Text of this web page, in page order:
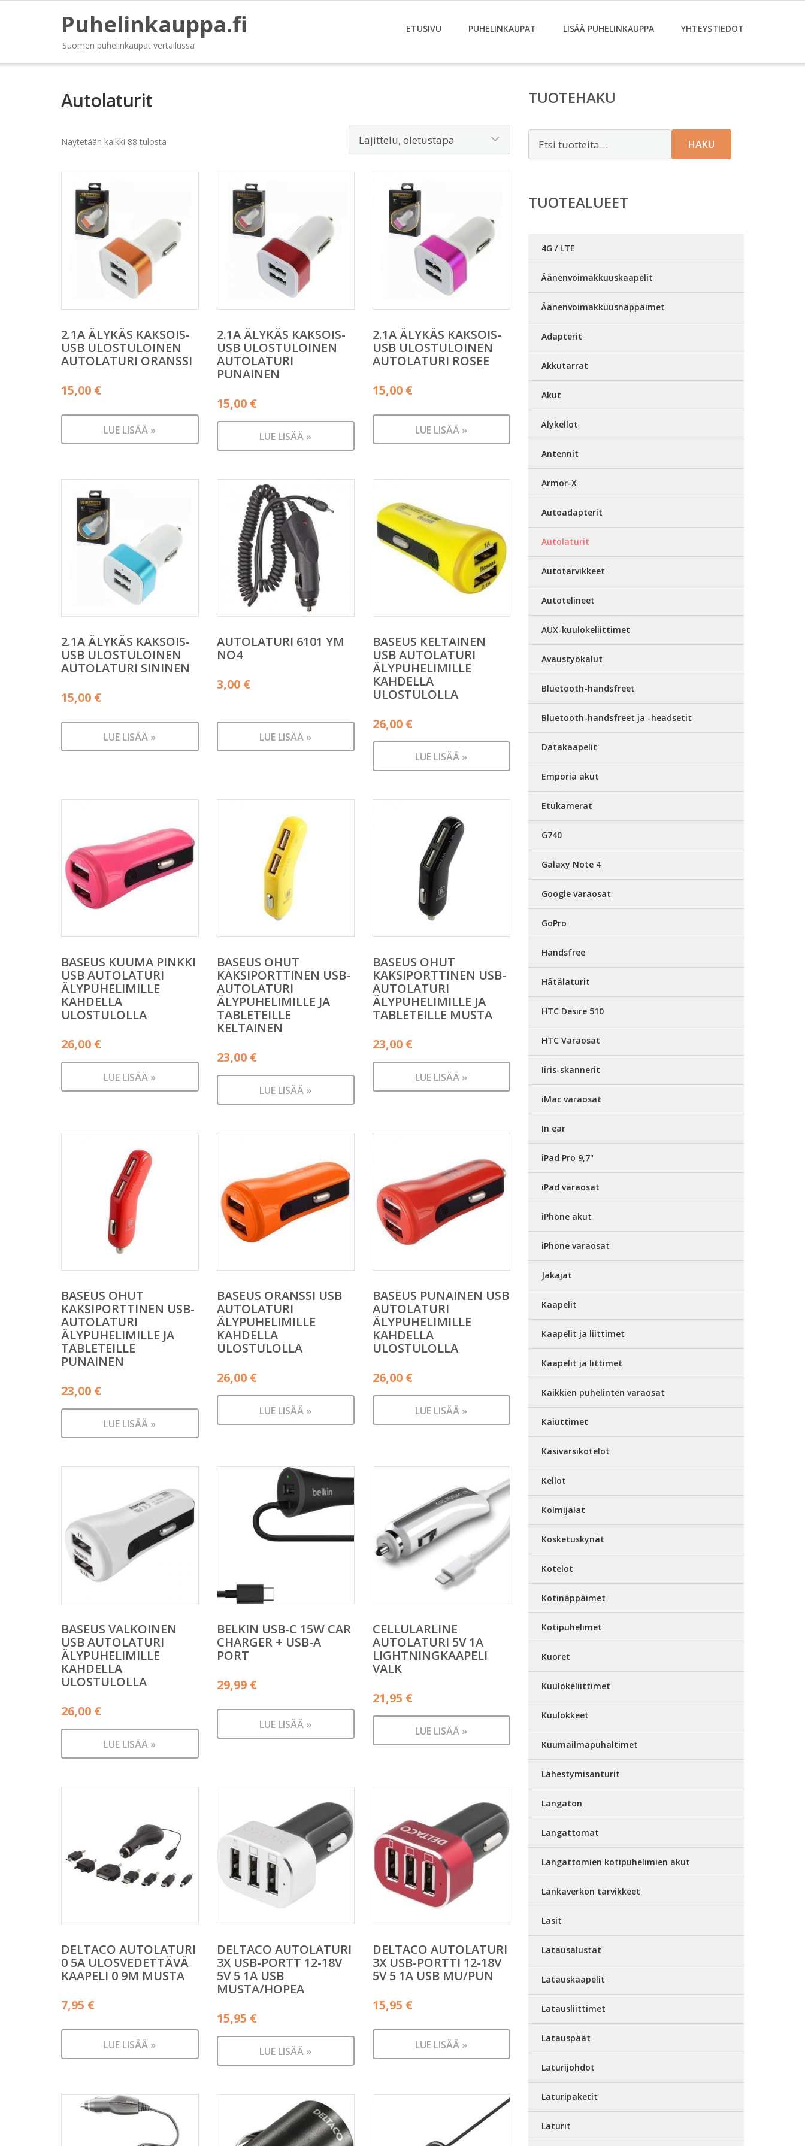
Puhelinkauppa.fi
Suomen puhelinkaupat vertailussa
ETUSIVU PUHELINKAUPAT LISÄÄ PUHELINKAUPPA YHTEYSTIEDOT
Autolaturit
Näytetään kaikki 88 tulosta
2.1A ÄLYKÄS KAKSOIS-
USB ULOSTULOINEN
AUTOLATURI ORANSSI
15,00 €
LUE LISÄÄ »
2.1A ÄLYKÄS KAKSOIS-
USB ULOSTULOINEN
AUTOLATURI
PUNAINEN
15,00 €
LUE LISÄÄ »
2.1A ÄLYKÄS KAKSOIS-
USB ULOSTULOINEN
AUTOLATURI ROSEE
15,00 €
LUE LISÄÄ »
2.1A ÄLYKÄS KAKSOIS-
USB ULOSTULOINEN
AUTOLATURI SININEN
15,00 €
LUE LISÄÄ »
AUTOLATURI 6101 YM
NO4
3,00 €
LUE LISÄÄ »
BASEUS KELTAINEN
USB AUTOLATURI
ÄLYPUHELIMILLE
KAHDELLA
ULOSTULOLLA
26,00 €
LUE LISÄÄ »
BASEUS KUUMA PINKKI
USB AUTOLATURI
ÄLYPUHELIMILLE
KAHDELLA
ULOSTULOLLA
26,00 €
LUE LISÄÄ »
BASEUS OHUT
KAKSIPORTTINEN USB-
AUTOLATURI
ÄLYPUHELIMILLE JA
TABLETEILLE
KELTAINEN
23,00 €
LUE LISÄÄ »
BASEUS OHUT
KAKSIPORTTINEN USB-
AUTOLATURI
ÄLYPUHELIMILLE JA
TABLETEILLE MUSTA
23,00 €
LUE LISÄÄ »
BASEUS OHUT
KAKSIPORTTINEN USB-
AUTOLATURI
ÄLYPUHELIMILLE JA
TABLETEILLE
PUNAINEN
23,00 €
LUE LISÄÄ »
BASEUS ORANSSI USB
AUTOLATURI
ÄLYPUHELIMILLE
KAHDELLA
ULOSTULOLLA
26,00 €
LUE LISÄÄ »
BASEUS PUNAINEN USB
AUTOLATURI
ÄLYPUHELIMILLE
KAHDELLA
ULOSTULOLLA
26,00 €
LUE LISÄÄ »
BASEUS VALKOINEN
USB AUTOLATURI
ÄLYPUHELIMILLE
KAHDELLA
ULOSTULOLLA
26,00 €
LUE LISÄÄ »
BELKIN USB-C 15W CAR
CHARGER + USB-A
PORT
29,99 €
LUE LISÄÄ »
CELLULARLINE
AUTOLATURI 5V 1A
LIGHTNINGKAAPELI
VALK
21,95 €
LUE LISÄÄ »
DELTACO AUTOLATURI
0 5A ULOSVEDETTÄVÄ
KAAPELI 0 9M MUSTA
7,95 €
LUE LISÄÄ »
DELTACO AUTOLATURI
3X USB-PORTT 12-18V
5V 5 1A USB
MUSTA/HOPEA
15,95 €
LUE LISÄÄ »
DELTACO AUTOLATURI
3X USB-PORTTI 12-18V
5V 5 1A USB MU/PUN
15,95 €
LUE LISÄÄ »
TUOTEHAKU
HAKU
TUOTEALUEET
4G / LTE
Äänenvoimakkuuskaapelit
Äänenvoimakkuusnäppäimet
Adapterit
Akkutarrat
Akut
Älykellot
Antennit
Armor-X
Autoadapterit
Autolaturit
Autotarvikkeet
Autotelineet
AUX-kuulokeliittimet
Avaustyökalut
Bluetooth-handsfreet
Bluetooth-handsfreet ja -headsetit
Datakaapelit
Emporia akut
Etukamerat
G740
Galaxy Note 4
Google varaosat
GoPro
Handsfree
Hätälaturit
HTC Desire 510
HTC Varaosat
Iiris-skannerit
iMac varaosat
In ear
iPad Pro 9,7"
iPad varaosat
iPhone akut
iPhone varaosat
Jakajat
Kaapelit
Kaapelit ja liittimet
Kaapelit ja littimet
Kaikkien puhelinten varaosat
Kaiuttimet
Käsivarsikotelot
Kellot
Kolmijalat
Kosketuskynät
Kotelot
Kotinäppäimet
Kotipuhelimet
Kuoret
Kuulokeliittimet
Kuulokkeet
Kuumailmapuhaltimet
Lähestymisanturit
Langaton
Langattomat
Langattomien kotipuhelimien akut
Lankaverkon tarvikkeet
Lasit
Latausalustat
Latauskaapelit
Latausliittimet
Latauspäät
Laturijohdot
Laturipaketit
Laturit